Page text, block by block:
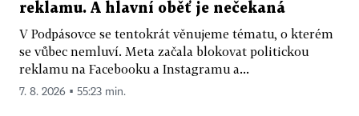
reklamu. A hlavní oběť je nečekaná
V Podpásovce se tentokrát věnujeme tématu, o kterém
se vůbec nemluví. Meta začala blokovat politickou
reklamu na Facebooku a Instagramu a...
7. 8. 2026 ▪ 55:23 min.